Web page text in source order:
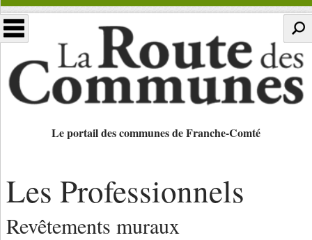
Le portail des communes de Franche-Comté
Les Professionnels
Revêtements muraux